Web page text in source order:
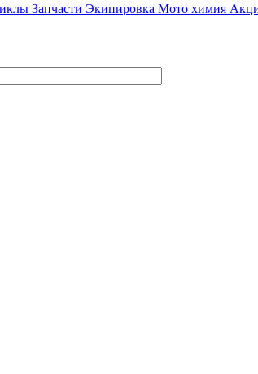
Запчасти Экипировка Мото химия